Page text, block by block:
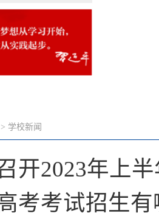
> 学校新闻
开2023年上
考考试招生